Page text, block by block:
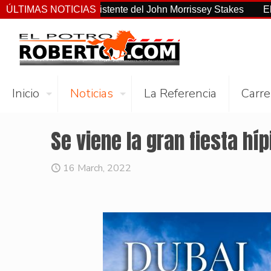
ÚLTIMAS NOTICIAS
el más consistente del John Morrissey Stakes El
Inicio Noticias La Referencia
Se viene la gran fiesta
16 March, 2022